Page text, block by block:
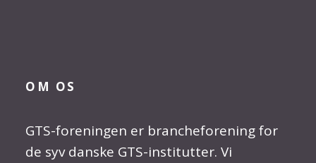
OM OS
GTS-foreningen er brancheforening for
de syv danske GTS-institutter. Vi